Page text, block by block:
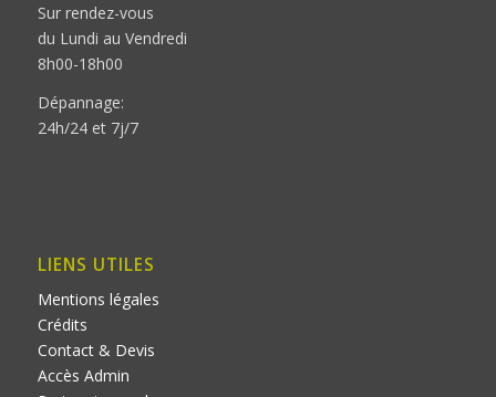
Sur rendez-vous
du Lundi au Vendredi
8h00-18h00
Dépannage:
24h/24 et 7j/7
LIENS UTILES
Mentions légales
Crédits
Contact & Devis
Accès Admin